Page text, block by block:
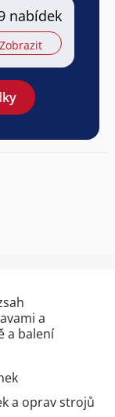
nabídek
Zobrazit
a
a balení
a oprav strojů